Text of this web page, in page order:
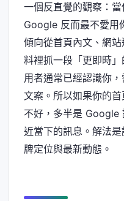
一個反直覺的觀察：
Google 反而最不愛
傾向從首頁內文、網
料裡抓一段「更即時
用者通常已經認識你
文案。所以如果你的
不好，多半是 Google
近當下的訊息。解法
牌定位與最新動態。